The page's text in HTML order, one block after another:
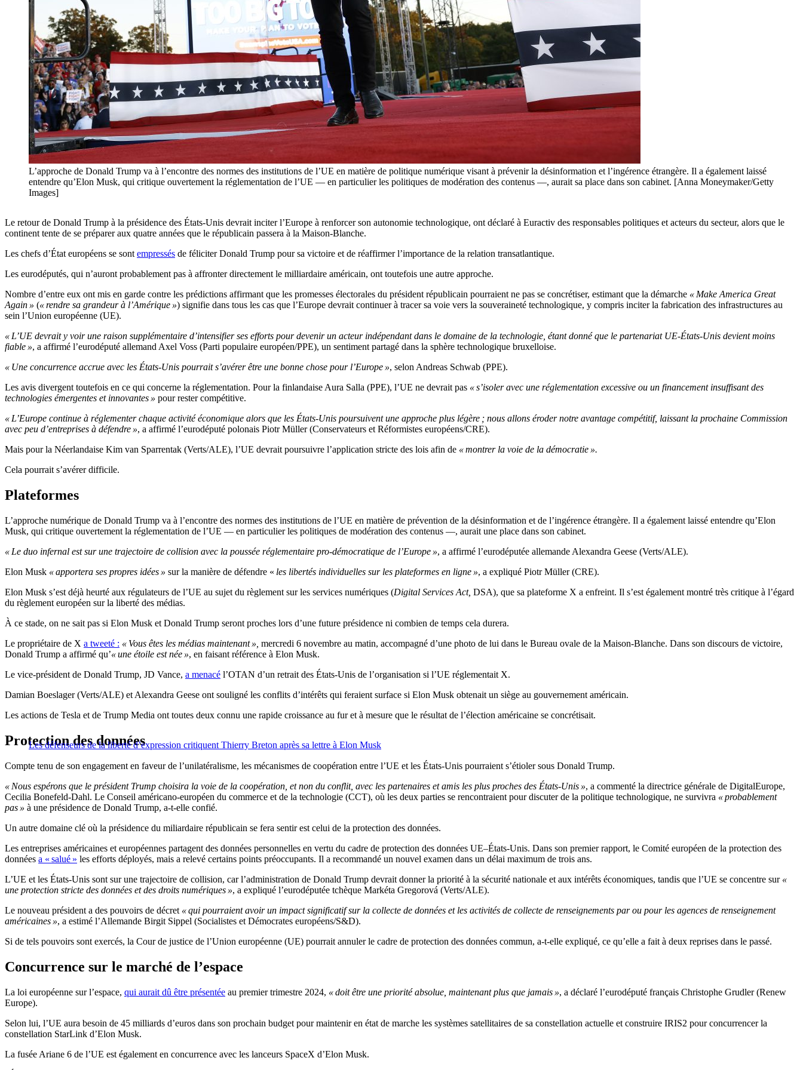
L’approche de Donald Trump va à l’encontre des normes des institutions de l’UE en matière de politique numérique visant à prévenir la désinformation et l’ingérence étrangère. Il a également laissé
entendre qu’Elon Musk, qui critique ouvertement la réglementation de l’UE — en particulier les politiques de modération des contenus —, aurait sa place dans son cabinet. [Anna Moneymaker/Getty
Images]
Le retour de Donald Trump à la présidence des États-Unis devrait inciter l’Europe à renforcer son autonomie technologique, ont déclaré à Euractiv des responsables politiques et acteurs du secteur, alors que le
continent tente de se préparer aux quatre années que le républicain passera à la Maison-Blanche.
Les chefs d’État européens se sont empressés de féliciter Donald Trump pour sa victoire et de réaffirmer l’importance de la relation transatlantique.
Les eurodéputés, qui n’auront probablement pas à affronter directement le milliardaire américain, ont toutefois une autre approche.
Nombre d’entre eux ont mis en garde contre les prédictions affirmant que les promesses électorales du président républicain pourraient ne pas se concrétiser, estimant que la démarche « Make America Great
Again » (« rendre sa grandeur à l’Amérique ») signifie dans tous les cas que l’Europe devrait continuer à tracer sa voie vers la souveraineté technologique, y compris inciter la fabrication des infrastructures au
sein l’Union européenne (UE).
« L’UE devrait y voir une raison supplémentaire d’intensifier ses efforts pour devenir un acteur indépendant dans le domaine de la technologie, étant donné que le partenariat UE-États-Unis devient moins
fiable », a affirmé l’eurodéputé allemand Axel Voss (Parti populaire européen/PPE), un sentiment partagé dans la sphère technologique bruxelloise.
« Une concurrence accrue avec les États-Unis pourrait s’avérer être une bonne chose pour l’Europe », selon Andreas Schwab (PPE).
Les avis divergent toutefois en ce qui concerne la réglementation. Pour la finlandaise Aura Salla (PPE), l’UE ne devrait pas « s’isoler avec une réglementation excessive ou un financement insuffisant des
technologies émergentes et innovantes » pour rester compétitive.
« L’Europe continue à réglementer chaque activité économique alors que les États-Unis poursuivent une approche plus légère ; nous allons éroder notre avantage compétitif, laissant la prochaine Commission
avec peu d’entreprises à défendre », a affirmé l’eurodéputé polonais Piotr Müller (Conservateurs et Réformistes européens/CRE).
Mais pour la Néerlandaise Kim van Sparrentak (Verts/ALE), l’UE devrait poursuivre l’application stricte des lois afin de « montrer la voie de la démocratie ».
Cela pourrait s’avérer difficile.
Plateformes
L’approche numérique de Donald Trump va à l’encontre des normes des institutions de l’UE en matière de prévention de la désinformation et de l’ingérence étrangère. Il a également laissé entendre qu’Elon
Musk, qui critique ouvertement la réglementation de l’UE — en particulier les politiques de modération des contenus —, aurait une place dans son cabinet.
« Le duo infernal est sur une trajectoire de collision avec la poussée réglementaire pro-démocratique de l’Europe », a affirmé l’eurodéputée allemande Alexandra Geese (Verts/ALE).
Elon Musk « apportera ses propres idées » sur la manière de défendre « les libertés individuelles sur les plateformes en ligne », a expliqué Piotr Müller (CRE).
Elon Musk s’est déjà heurté aux régulateurs de l’UE au sujet du règlement sur les services numériques (Digital Services Act, DSA), que sa plateforme X a enfreint. Il s’est également montré très critique à l’égard
du règlement européen sur la liberté des médias.
À ce stade, on ne sait pas si Elon Musk et Donald Trump seront proches lors d’une future présidence ni combien de temps cela durera.
Le propriétaire de X a tweeté : « Vous êtes les médias maintenant », mercredi 6 novembre au matin, accompagné d’une photo de lui dans le Bureau ovale de la Maison-Blanche. Dans son discours de victoire,
Donald Trump a affirmé qu’« une étoile est née », en faisant référence à Elon Musk.
Le vice-président de Donald Trump, JD Vance, a menacé l’OTAN d’un retrait des États-Unis de l’organisation si l’UE réglementait X.
Damian Boeslager (Verts/ALE) et Alexandra Geese ont souligné les conflits d’intérêts qui feraient surface si Elon Musk obtenait un siège au gouvernement américain.
Les actions de Tesla et de Trump Media ont toutes deux connu une rapide croissance au fur et à mesure que le résultat de l’élection américaine se concrétisait.
Les défenseurs de la liberté d’expression critiquent Thierry Breton après sa lettre à Elon Musk
Protection des données
Compte tenu de son engagement en faveur de l’unilatéralisme, les mécanismes de coopération entre l’UE et les États-Unis pourraient s’étioler sous Donald Trump.
« Nous espérons que le président Trump choisira la voie de la coopération, et non du conflit, avec les partenaires et amis les plus proches des États-Unis », a commenté la directrice générale de DigitalEurope,
Cecilia Bonefeld-Dahl. Le Conseil américano-européen du commerce et de la technologie (CCT), où les deux parties se rencontraient pour discuter de la politique technologique, ne survivra « probablement
pas » à une présidence de Donald Trump, a-t-elle confié.
Un autre domaine clé où la présidence du miliardaire républicain se fera sentir est celui de la protection des données.
Les entreprises américaines et européennes partagent des données personnelles en vertu du cadre de protection des données UE–États-Unis. Dans son premier rapport, le Comité européen de la protection des
données a « salué » les efforts déployés, mais a relevé certains points préoccupants. Il a recommandé un nouvel examen dans un délai maximum de trois ans.
L’UE et les États-Unis sont sur une trajectoire de collision, car l’administration de Donald Trump devrait donner la priorité à la sécurité nationale et aux intérêts économiques, tandis que l’UE se concentre sur «
une protection stricte des données et des droits numériques », a expliqué l’eurodéputée tchèque Markéta Gregorová (Verts/ALE).
Le nouveau président a des pouvoirs de décret « qui pourraient avoir un impact significatif sur la collecte de données et les activités de collecte de renseignements par ou pour les agences de renseignement
américaines », a estimé l’Allemande Birgit Sippel (Socialistes et Démocrates européens/S&D).
Si de tels pouvoirs sont exercés, la Cour de justice de l’Union européenne (UE) pourrait annuler le cadre de protection des données commun, a-t-elle expliqué, ce qu’elle a fait à deux reprises dans le passé.
Concurrence sur le marché de l’espace
La loi européenne sur l’espace, qui aurait dû être présentée au premier trimestre 2024, « doit être une priorité absolue, maintenant plus que jamais », a déclaré l’eurodéputé français Christophe Grudler (Renew
Europe).
Selon lui, l’UE aura besoin de 45 milliards d’euros dans son prochain budget pour maintenir en état de marche les systèmes satellitaires de sa constellation actuelle et construire IRIS2 pour concurrencer la
constellation StarLink d’Elon Musk.
La fusée Ariane 6 de l’UE est également en concurrence avec les lanceurs SpaceX d’Elon Musk.